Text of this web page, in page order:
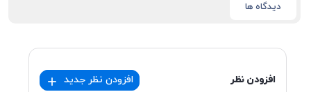
دیدگاه ها
افزودن نظر افزودن نظر جدید